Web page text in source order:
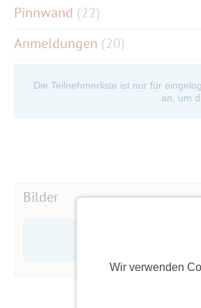
Wir verwenden
Pinnwand (22)
Anmeldungen (20)
Die Teilnehmerliste ist nur für
an, um
Bilder